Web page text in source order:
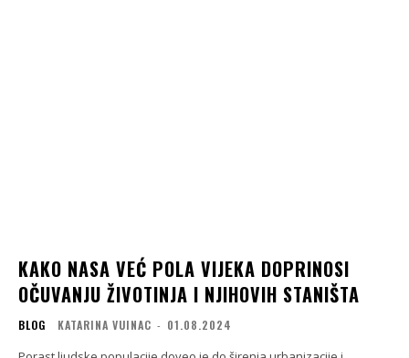
KAKO NASA VEĆ POLA VIJEKA DOPRINOSI
OČUVANJU ŽIVOTINJA I NJIHOVIH STANIŠTA
BLOG KATARINA VUINAC - 01.08.2024